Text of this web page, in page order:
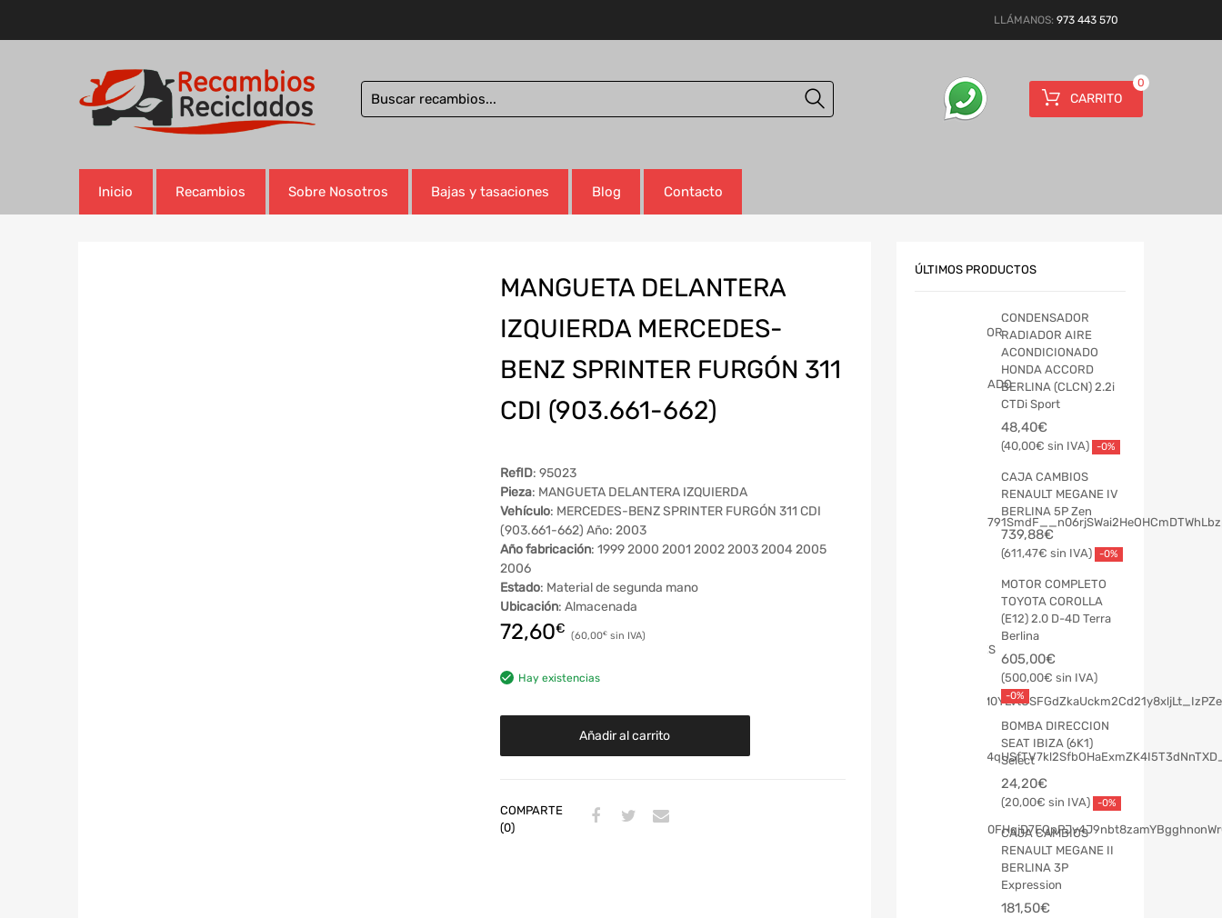
LLÁMANOS: 973 443 570
CARRITO
0
Inicio Recambios Sobre Nosotros Bajas y tasaciones Blog Contacto
MANGUETA DELANTERA
IZQUIERDA MERCEDES-
BENZ SPRINTER FURGÓN 311
CDI (903.661-662)
RefID: 95023
Pieza: MANGUETA DELANTERA IZQUIERDA
Vehículo: MERCEDES-BENZ SPRINTER FURGÓN 311 CDI
(903.661-662) Año: 2003
Año fabricación: 1999 2000 2001 2002 2003 2004 2005
2006
Estado: Material de segunda mano
Ubicación: Almacenada
72,60€ 60,00€
Hay existencias
Añadir al carrito
COMPARTE
(0)
ÚLTIMOS PRODUCTOS
CONDENSADOR
RADIADOR AIRE
ACONDICIONADO
HONDA ACCORD
BERLINA (CLCN) 2.2i
CTDi Sport
48,40€
40,00€ -0%
CAJA CAMBIOS
RENAULT MEGANE IV
BERLINA 5P Zen
739,88€
611,47€ -0%
MOTOR COMPLETO
TOYOTA COROLLA
(E12) 2.0 D-4D Terra
Berlina
605,00€
500,00€
-0%
BOMBA DIRECCION
SEAT IBIZA (6K1)
Select
24,20€
20,00€ -0%
CAJA CAMBIOS
RENAULT MEGANE II
BERLINA 3P
Expression
181,50€